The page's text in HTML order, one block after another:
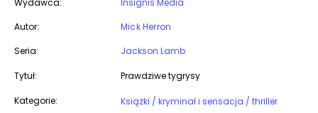
Wydawca:
Insignis Media
Autor:
Mick Herron
Seria:
Jackson Lamb
Tytuł: Prawdziwe tygrysy
Kategorie: Książki / kryminał i sensacja / thriller